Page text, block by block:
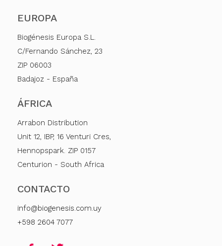
EUROPA
Biogénesis Europa S.L.
C/Fernando Sánchez, 23
ZIP 06003
Badajoz - España
ÁFRICA
Arrabon Distribution
Unit 12, IBP, 16 Venturi Cres,
Hennopspark. ZIP 0157
Centurion - South Africa
CONTACTO
info@biogenesis.com.uy
+598 2604 7077